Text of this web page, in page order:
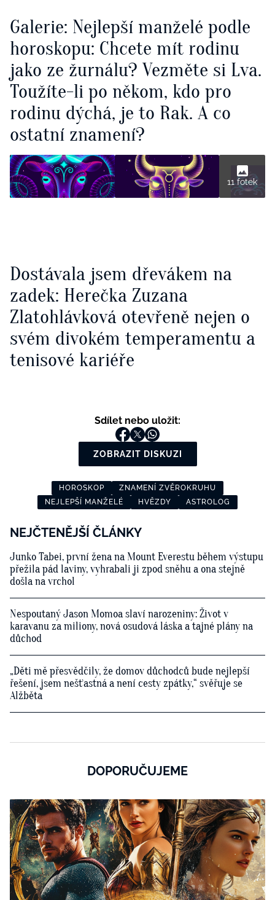
Galerie: Nejlepší manželé podle
horoskopu: Chcete mít rodinu
jako ze žurnálu? Vezměte si Lva.
Toužíte-li po někom, kdo pro
rodinu dýchá, je to Rak. A co
ostatní znamení?
11 fotek
Dostávala jsem dřevákem na
zadek: Herečka Zuzana
Zlatohlávková otevřeně nejen o
svém divokém temperamentu a
tenisové kariéře
Sdílet nebo uložit:
ZOBRAZIT DISKUZI
HOROSKOP
ZNAMENÍ ZVĚROKRUHU
NEJLEPŠÍ MANŽELÉ
HVĚZDY ASTROLOG
NEJČTENĚJŠÍ ČLÁNKY
Junko Tabei, první žena na Mount Everestu během výstupu
přežila pád laviny, vyhrabali ji zpod sněhu a ona stejně
došla na vrchol
Nespoutaný Jason Momoa slaví narozeniny: Život v
karavanu za miliony, nová osudová láska a tajné plány na
důchod
„Děti mě přesvědčily, že domov důchodců bude nejlepší
řešení, jsem nešťastná a není cesty zpátky,“ svěřuje se
Alžběta
DOPORUČUJEME